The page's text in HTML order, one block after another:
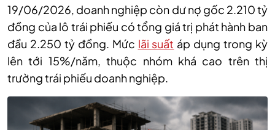
19/06/2026, doanh nghiệp còn dư nợ gốc 2.210 tỷ
đồng của lô trái phiếu có tổng giá trị phát hành ban
đầu 2.250 tỷ đồng. Mức lãi suất áp dụng trong kỳ
lên tới 15%/năm, thuộc nhóm khá cao trên thị
trường trái phiếu doanh nghiệp.